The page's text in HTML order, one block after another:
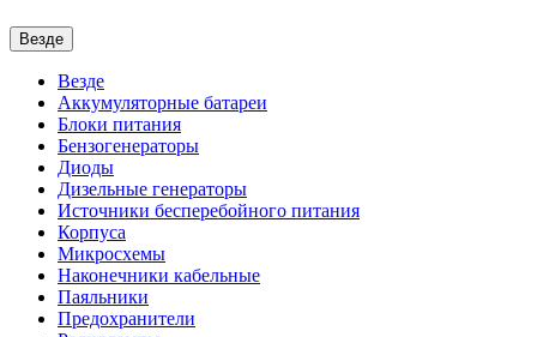
Везде
Везде
Аккумуляторные батареи
Блоки питания
Бензогенераторы
Диоды
Дизельные генераторы
Источники бесперебойного питания
Корпуса
Микросхемы
Наконечники кабельные
Паяльники
Предохранители